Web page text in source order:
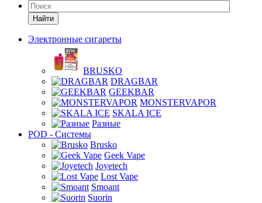
Найти
Электронные сигареты
BRUSKO
DRAGBAR
GEEKBAR
MONSTERVAPOR
SKALA ICE
Разные
POD - Системы
Brusko
Geek Vape
Joyetech
Lost Vape
Smoant
Suorin